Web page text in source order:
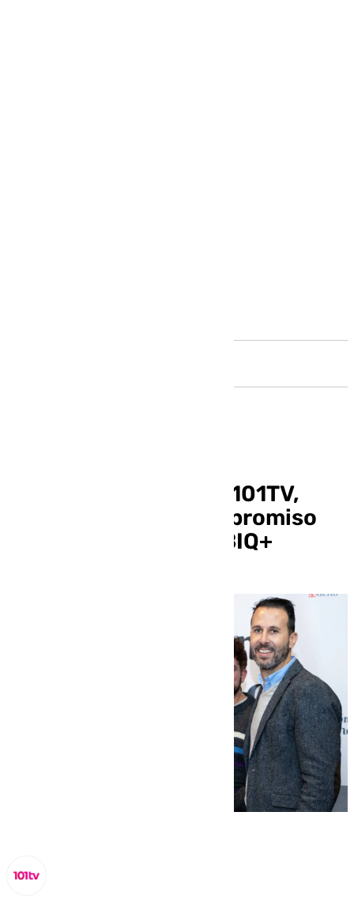
El programa ‘Holi’ de 101TV,
premiado por su compromiso
con el colectivo LGTBIQ+